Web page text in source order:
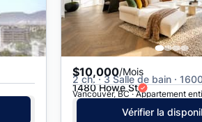
$10,000/Mois
2 ch. · 3 Salle de bain ·
1480 Howe St
Vancouver, BC · Appartement
Vérifier la